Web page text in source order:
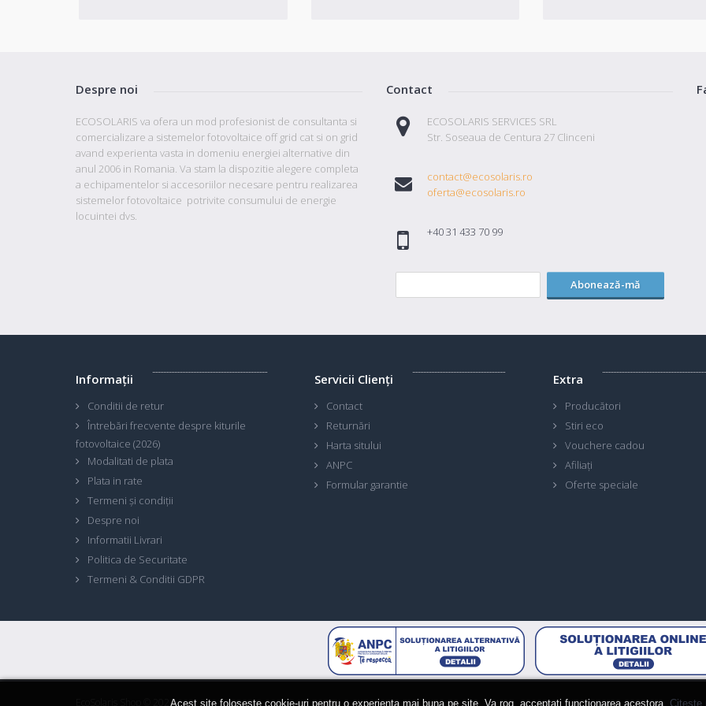
Acest site foloseste cookie-uri pentru o experienta mai buna pe site. Va rog, acceptati functionarea acestora. Citeste
Despre noi
ECOSOLARIS va ofera un mod profesionist de consultanta si
comercializare a sistemelor fotovoltaice off grid cat si on grid
avand experienta vasta in domeniu energiei alternative din
anul 2006 in Romania. Va stam la dispozitie alegere completa
a echipamentelor si accesoriilor necesare pentru realizarea
sistemelor fotovoltaice potrivite consumului de energie
locuintei dvs.
Contact
ECOSOLARIS SERVICES SRL
Str. Soseaua de Centura 27 Clinceni
contact@ecosolaris.ro
oferta@ecosolaris.ro
+40 31 433 70 99
Abonează-mă
Informaţii
Conditii de retur
Întrebări frecvente despre kiturile
fotovoltaice (2026)
Modalitati de plata
Plata in rate
Termeni și condiții
Despre noi
Informatii Livrari
Politica de Securitate
Termeni & Conditii GDPR
Servicii Clienţi
Contact
Returnări
Harta sitului
ANPC
Formular garantie
Extra
Producători
Stiri eco
Vouchere cadou
Afiliaţi
Oferte speciale
© 2026